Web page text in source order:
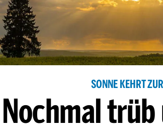
SONNE KEHRT
Nochmal trüb